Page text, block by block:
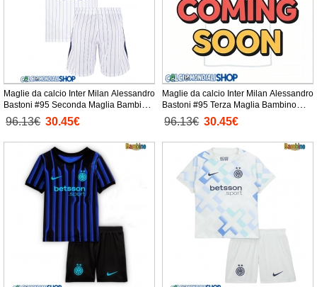
Maglie da calcio Inter Milan Alessandro
Bastoni #95 Seconda Maglia Bambino
2026-27 Manica Corta + Pantaloni
corti)
96.13€ 30.45€
Maglie da calcio Inter Milan Alessandro
Bastoni #95 Terza Maglia Bambino
2026-27 Manica Corta + Pantaloni
corti)
96.13€ 30.45€